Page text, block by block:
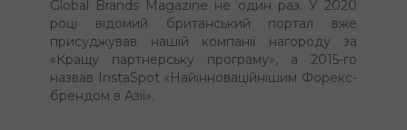
Global Brands Magazine не один раз. У 2020
році відомий британський портал вже
присуджував нашій компанії нагороду за
«Кращу партнерську програму», а 2015-го
назвав InstaSpot «Найінноваційнішим Форекс-
брендом в Азії».